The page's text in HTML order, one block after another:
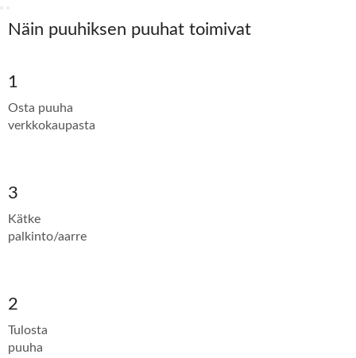
Näin puuhiksen puuhat toimivat
1
Osta puuha
verkkokaupasta
3
Kätke
palkinto/aarre
2
Tulosta
puuha